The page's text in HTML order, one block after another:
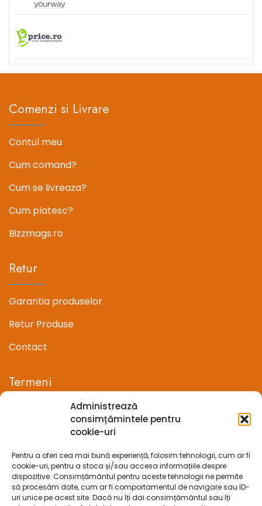
Administrează
consimțămintele pentru
cookie-uri
Pentru a oferi cea mai bună experiență, folosim tehnologii, cum ar fi
cookie-uri, pentru a stoca și/sau accesa informațiile despre
dispozitive. Consimțământul pentru aceste tehnologii ne permite
să procesăm date, cum ar fi comportamentul de navigare sau ID-
uri unice pe acest site. Dacă nu îți dai consimțământul sau îți
Comenzi si Livrare
Contul meu
Cum comand?
Cum se livreaza?
Cum platesc?
Bizzmags.ro
Retur
Garantia produselor
Retur Produse
Contact
Termeni
Termeni si conditii
Confidentialitate
Politica cookie-uri (UE)
Prelucrarea datelor cu caracter personal